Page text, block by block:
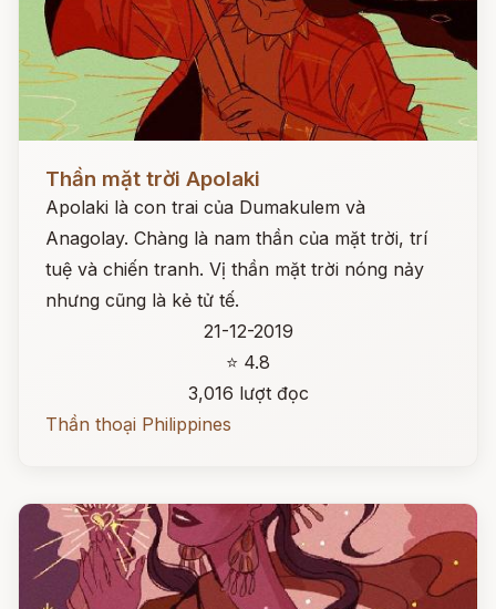
Đọc ngay
Thần mặt trời Apolaki
Apolaki là con trai của Dumakulem và
Anagolay. Chàng là nam thần của mặt trời, trí
tuệ và chiến tranh. Vị thần mặt trời nóng nảy
nhưng cũng là kẻ tử tế.
21-12-2019
⭐ 4.8
3,016 lượt đọc
Thần thoại Philippines